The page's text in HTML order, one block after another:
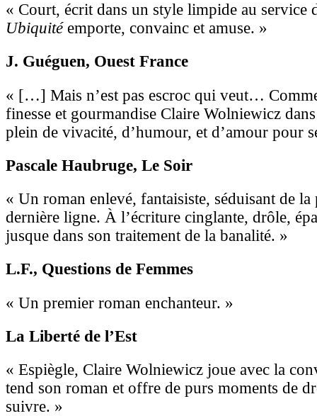
« Court, écrit dans un style limpide au service
Ubiquitéemporte, convainc et amuse. »
J. Guéguen, Ouest France
« […] Mais n’est pas escroc qui veut…
finesse et gourmandise Claire Wolniewicz
plein de vivacité, d’humour, et d’amour pour
Pascale Haubruge, Le Soir
« Un roman enlevé, fantaisiste, séduisant de la
dernière ligne. À l’écriture cinglante, drôle,
jusque dans son traitement de la banalité. »
L.F., Questions de Femmes
« Un premier roman enchanteur. »
La Liberté de l’Est
« Espiègle, Claire Wolniewicz joue avec la
tend son roman et offre de purs moments de
suivre. »